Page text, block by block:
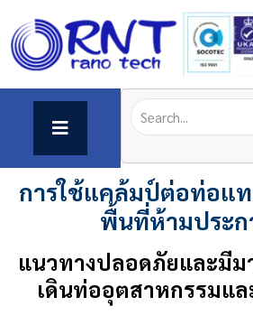
การใช้แคล้มป์ต่อท่อแท
พื้นที่ห้ามประก
แนวทางปลอดภัยและมีม
เดินท่ออุตสาหกรรมแล